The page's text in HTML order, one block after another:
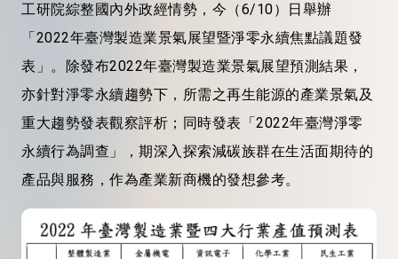
工研院綜整國內外政經情勢，今（6/10）日舉辦
「2022年臺灣製造業景氣展望暨淨零永續焦點議題發
表」。除發布2022年臺灣製造業景氣展望預測結果，
亦針對淨零永續趨勢下，所需之再生能源的產業景氣及
重大趨勢發表觀察評析；同時發表「2022年臺灣淨零
永續行為調查」，期深入探索減碳族群在生活面期待的
產品與服務，作為產業新商機的發想參考。